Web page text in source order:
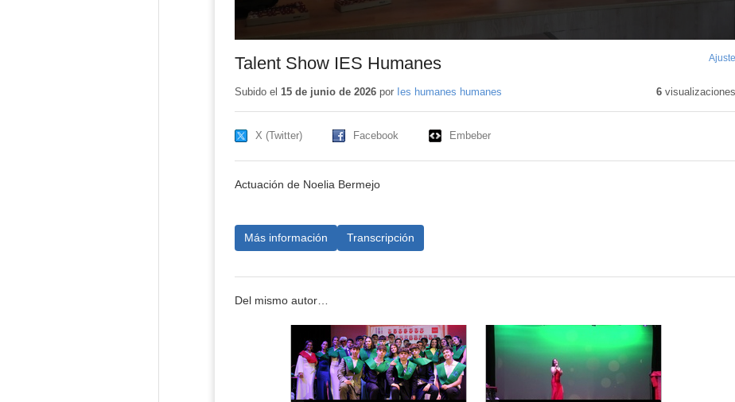
Talent Show IES Humanes Ajuste
Subido el 15 de junio de 2026por Ies humanes humanes 6visualizaciones
X (Twitter) Facebook Embeber
Actuación de Noelia Bermejo
Más información Transcripción
Del mismo autor…